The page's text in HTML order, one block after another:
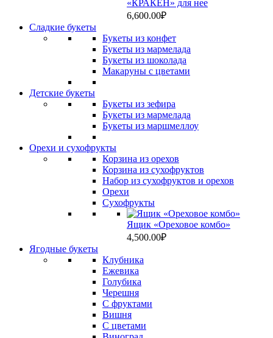
«КРАКЕН» для нее
6,600.00₽
Сладкие букеты
Букеты из конфет
Букеты из мармелада
Букеты из шоколада
Макаруны с цветами
Детские букеты
Букеты из зефира
Букеты из мармелада
Букеты из маршмеллоу
Орехи и сухофрукты
Корзина из орехов
Корзина из сухофруктов
Набор из сухофруктов и орехов
Орехи
Сухофрукты
Ящик «Ореховое комбо»
4,500.00₽
Ягодные букеты
Клубника
Ежевика
Голубика
Черешня
С фруктами
Вишня
C цветами